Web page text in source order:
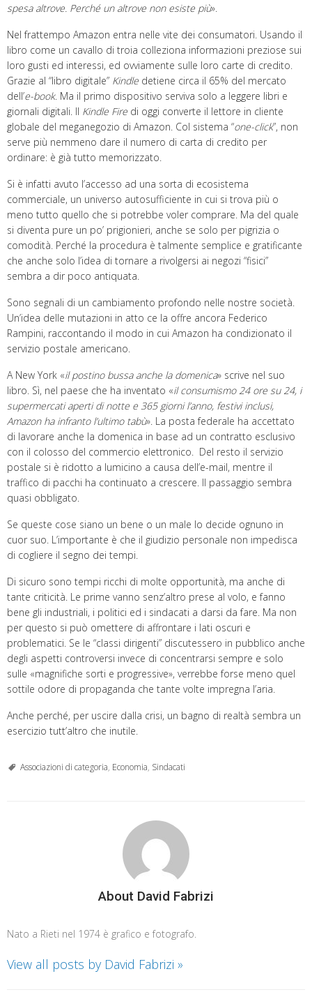
spesa altrove. Perché un altrove non esiste più».
Nel frattempo Amazon entra nelle vite dei consumatori. Usando il
libro come un cavallo di troia colleziona informazioni preziose sui
loro gusti ed interessi, ed ovviamente sulle loro carte di credito.
Grazie al “libro digitale” Kindle detiene circa il 65% del mercato
dell’e-book. Ma il primo dispositivo serviva solo a leggere libri e
giornali digitali. Il Kindle Fire di oggi converte il lettore in cliente
globale del meganegozio di Amazon. Col sistema “one-click”, non
serve più nemmeno dare il numero di carta di credito per
ordinare: è già tutto memorizzato.
Si è infatti avuto l’accesso ad una sorta di ecosistema
commerciale, un universo autosufficiente in cui si trova più o
meno tutto quello che si potrebbe voler comprare. Ma del quale
si diventa pure un po’ prigionieri, anche se solo per pigrizia o
comodità. Perché la procedura è talmente semplice e gratificante
che anche solo l’idea di tornare a rivolgersi ai negozi “fisici”
sembra a dir poco antiquata.
Sono segnali di un cambiamento profondo nelle nostre società.
Un’idea delle mutazioni in atto ce la offre ancora Federico
Rampini, raccontando il modo in cui Amazon ha condizionato il
servizio postale americano.
A New York «il postino bussa anche la domenica» scrive nel suo
libro. Sì, nel paese che ha inventato «il consumismo 24 ore su 24, i
supermercati aperti di notte e 365 giorni l’anno, festivi inclusi,
Amazon ha infranto l’ultimo tabù». La posta federale ha accettato
di lavorare anche la domenica in base ad un contratto esclusivo
con il colosso del commercio elettronico. Del resto il servizio
postale si è ridotto a lumicino a causa dell’e-mail, mentre il
traffico di pacchi ha continuato a crescere. Il passaggio sembra
quasi obbligato.
Se queste cose siano un bene o un male lo decide ognuno in
cuor suo. L’importante è che il giudizio personale non impedisca
di cogliere il segno dei tempi.
Di sicuro sono tempi ricchi di molte opportunità, ma anche di
tante criticità. Le prime vanno senz’altro prese al volo, e fanno
bene gli industriali, i politici ed i sindacati a darsi da fare. Ma non
per questo si può omettere di affrontare i lati oscuri e
problematici. Se le “classi dirigenti” discutessero in pubblico anche
degli aspetti controversi invece di concentrarsi sempre e solo
sulle «magnifiche sorti e progressive», verrebbe forse meno quel
sottile odore di propaganda che tante volte impregna l’aria.
Anche perché, per uscire dalla crisi, un bagno di realtà sembra un
esercizio tutt’altro che inutile.
Associazioni di categoria, Economia, Sindacati
About David Fabrizi
Nato a Rieti nel 1974 è grafico e fotografo.
View all posts by David Fabrizi »